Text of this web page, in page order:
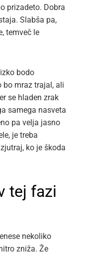
prizadeto. Dobra
Slabša pa,
temveč le
bodo
bo mraz trajal, ali
se hladen zrak
samega nasveta
pa velja jasno
je treba
ko je škoda
tej fazi
nekoliko
zniža. Že